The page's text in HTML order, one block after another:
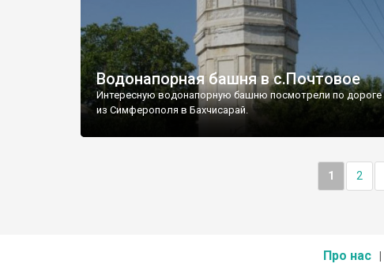
Водонапорная башня в с.Почтовое
Интересную водонапорную башню посмотрели по дороге
из Симферополя в Бахчисарай.
1 2
Про нас